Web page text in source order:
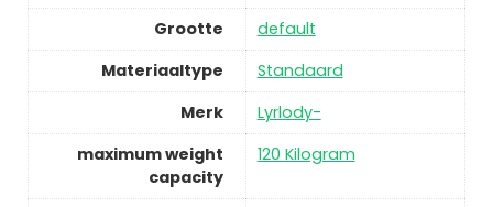
Grootte
default
Materiaaltype
Standaard
Merk
Lyrlody-
maximum weight
capacity
120 Kilogram